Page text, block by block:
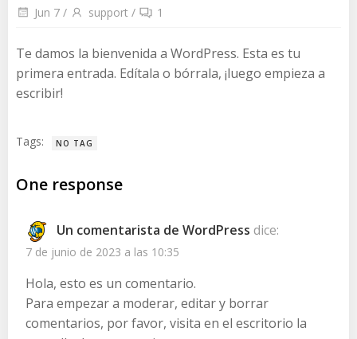
Jun 7 / support / 1
Te damos la bienvenida a WordPress. Esta es tu
primera entrada. Edítala o bórrala, ¡luego empieza a
escribir!
Tags: NO TAG
One response
Un comentarista de WordPress dice:
7 de junio de 2023 a las 10:35
Hola, esto es un comentario.
Para empezar a moderar, editar y borrar
comentarios, por favor, visita en el escritorio la